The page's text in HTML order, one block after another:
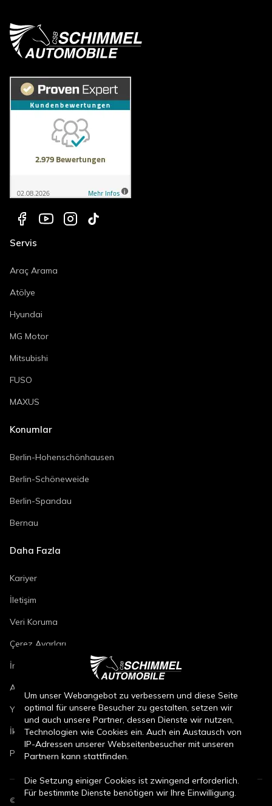
Servis
Araç Arama
Atölye
Hyundai
MG Motor
Mitsubishi
FUSO
MAXUS
Konumlar
Berlin-Hohenschönhausen
Berlin-Schöneweide
Berlin-Spandau
Bernau
Daha Fazla
Kariyer
İletişim
Veri Koruma
Çerez Ayarları
İmza
Araç Onarım Koşulları
Yeni Araç Satış Koşulları
İkinci El Araç Satış Koşulları
Parça Satış Koşulları
© CSB Schimmel Automobile GmbH. Tüm hakları saklıdır.
Um unser Webangebot zu verbessern und diese Seite
optimal für unsere Besucher zu gestalten, setzen wir
und auch unsere Partner, dessen Dienste wir nutzen,
Technologien wie Cookies ein. Auch ein Austausch von
IP-Adressen unserer Webseitenbesucher mit unseren
Partnern kann stattfinden.
Die Setzung einiger Cookies ist zwingend erforderlich.
Für bestimmte Dienste benötigen wir Ihre Einwilligung.